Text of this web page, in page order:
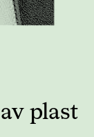
plast